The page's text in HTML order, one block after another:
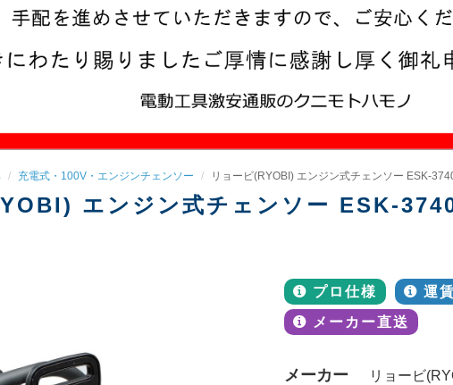
充電式・100V・エンジンチェンソー リョービ(RYOBI) エンジン式チェンソー ESK-
エンジン式チェンソー ESK-
プロ仕様
運
メーカー直送
メーカー リョービ